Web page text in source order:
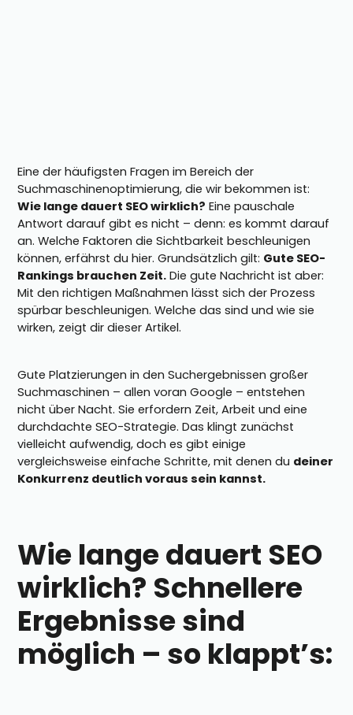
Eine der häufigsten Fragen im Bereich der
Suchmaschinenoptimierung, die wir bekommen ist:
Wie lange dauert SEO wirklich? Eine pauschale
Antwort darauf gibt es nicht – denn: es kommt darauf
an. Welche Faktoren die Sichtbarkeit beschleunigen
können, erfährst du hier. Grundsätzlich gilt: Gute SEO-
Rankings brauchen Zeit. Die gute Nachricht ist aber:
Mit den richtigen Maßnahmen lässt sich der Prozess
spürbar beschleunigen. Welche das sind und wie sie
wirken, zeigt dir dieser Artikel.
Gute Platzierungen in den Suchergebnissen großer
Suchmaschinen – allen voran Google – entstehen
nicht über Nacht. Sie erfordern Zeit, Arbeit und eine
durchdachte SEO-Strategie. Das klingt zunächst
vielleicht aufwendig, doch es gibt einige
vergleichsweise einfache Schritte, mit denen du deiner
Konkurrenz deutlich voraus sein kannst.
Wie lange dauert SEO
wirklich? Schnellere
Ergebnisse sind
möglich – so klappt’s: